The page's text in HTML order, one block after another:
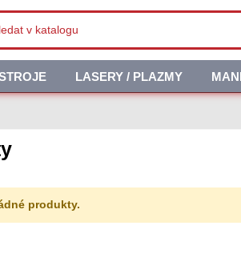
LASERY / PLAZMY
produkty.